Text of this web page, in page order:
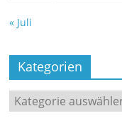
« Juli
Kategorien
Kategorien